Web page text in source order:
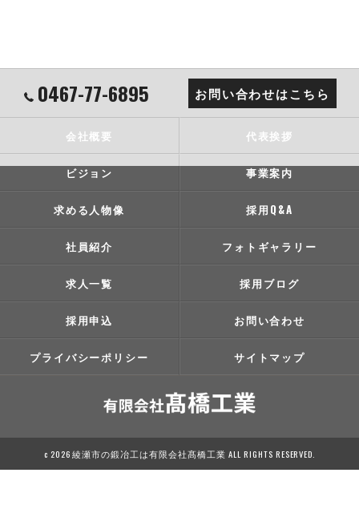
0467-77-6895 お問い合わせはこちら
会社概要 代表挨拶
ビジョン 事業案内
求める人物像 採用Q&A
社員紹介 フォトギャラリー
求人一覧 採用ブログ
採用申込 お問い合わせ
プライバシーポリシー サイトマップ
c 2026 綾瀬市の鍛冶工は有限会社髙橋工業 ALL RIGHTS RESERVED.